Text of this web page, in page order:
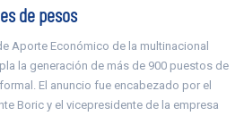
de pesos
Aporte Económico de la multinacional
la generación de más de 900 puestos de
El anuncio fue encabezado por el
Boric y el vicepresidente de la empresa